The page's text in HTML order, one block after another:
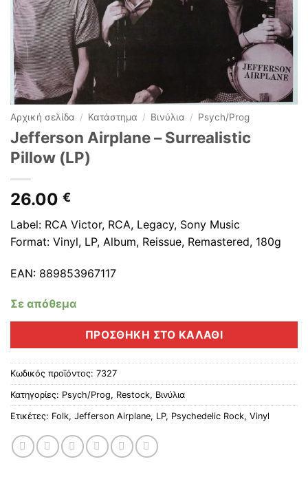
Αρχική σελίδα / Κατάστημα / Βινύλια / Psych/Prog
Jefferson Airplane ‎– Surrealistic
Pillow (LP)
26.00 €
Label: RCA Victor, RCA, Legacy, Sony Music
Format: Vinyl, LP, Album, Reissue, Remastered, 180g
EAN: 889853967117
Σε απόθεμα
ΠΡΟΣΘΉΚΗ ΣΤΟ ΚΑΛΆΘΙ
Κωδικός προϊόντος: 7327
Κατηγορίες: Psych/Prog, Restock, Βινύλια
Ετικέτες: Folk, Jefferson Airplane, LP, Psychedelic Rock, Vinyl